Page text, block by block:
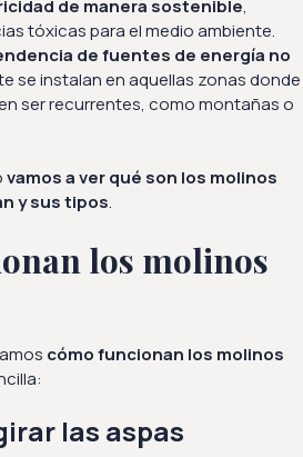
de manera sostenible,
tóxicas para el medio ambiente.
de fuentes de energía no
se instalan en aquellas zonas donde
ser recurrentes, como montañas o
vamos a ver qué son los molinos
y sus tipos.
los molinos
cómo funcionan los molinos
las aspas